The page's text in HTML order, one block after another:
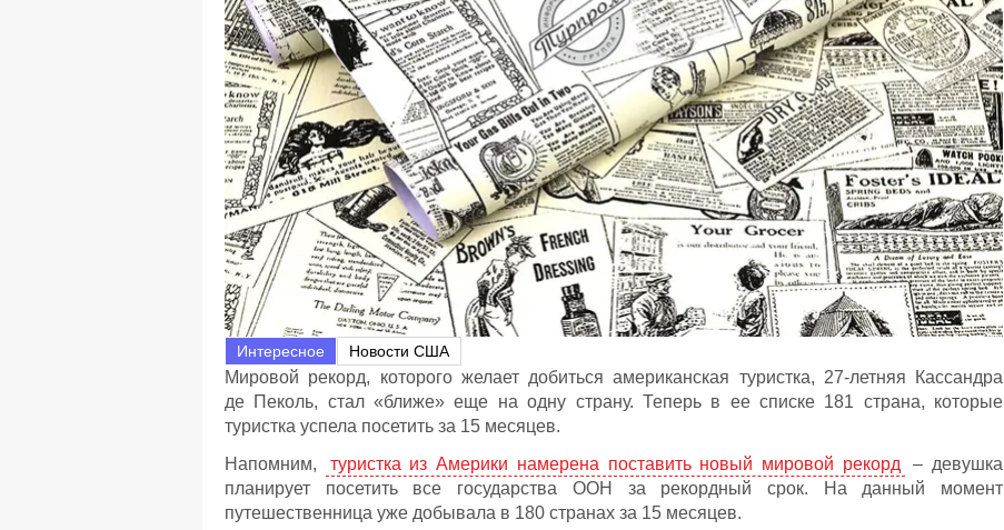
Интересное Новости США
Мировой рекорд, которого желает добиться американская туристка, 27-летняя Кассандра
де Пеколь, стал «ближе» еще на одну страну. Теперь в ее списке 181 страна, которые
туристка успела посетить за 15 месяцев.
Напомним,
туристка из Америки намерена поставить новый мировой рекорд
– девушка
планирует посетить все государства ООН за рекордный срок. На данный момент
путешественница уже добывала в 180 странах за 15 месяцев.